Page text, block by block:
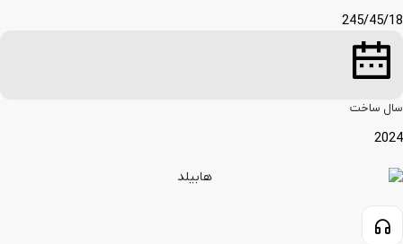
245/45/18
2024
سال ساخت